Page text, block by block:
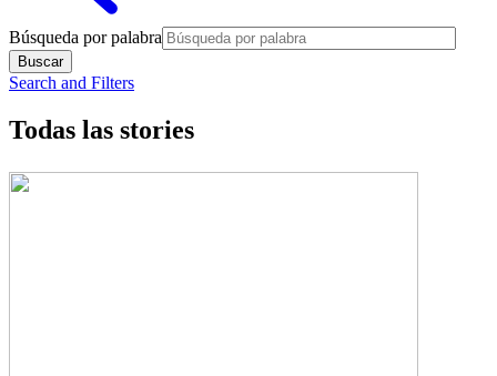
Búsqueda por palabra
Search and Filters
Todas las stories